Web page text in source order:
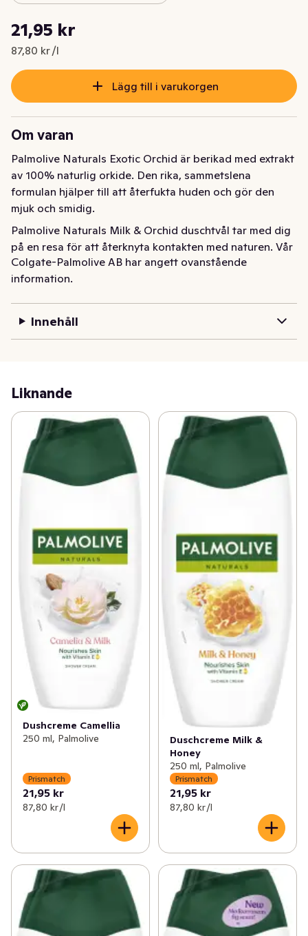
Nuvarande pris är: 21,95 kr
21,95 kr
87,80 kr /l
Styckpris: 87,80 kr /l
Lägg till i varukorgen
Om varan
Palmolive Naturals Exotic Orchid är berikad med extrakt
av 100% naturlig orkide. Den rika, sammetslena
formulan hjälper till att återfukta huden och gör den
mjuk och smidig.
Palmolive Naturals Milk & Orchid duschtvål tar med dig
på en resa för att återknyta kontakten med naturen. Vår
veganska duschtvål har välkända ingredienser av 95%
naturligt ursprung, en 95% biologiskt nedbrytbar
testad och lämnar din hud underbart mjuk och len.
Colgate-Palmolive AB har angett ovanstående
information.
Innehåll
Liknande
Dushcreme Camellia
250 ml, Palmolive
Prismatch
21,95 kr
87,80 kr /l
Duschcreme Milk &
Honey
250 ml, Palmolive
Prismatch
21,95 kr
87,80 kr /l